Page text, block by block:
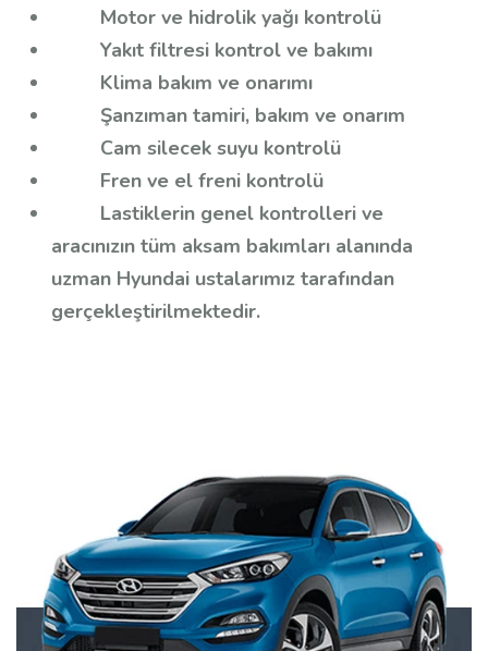
Motor ve hidrolik yağı kontrolü
Yakıt filtresi kontrol ve bakımı
Klima bakım ve onarımı
Şanzıman tamiri, bakım ve onarım
Cam silecek suyu kontrolü
Fren ve el freni kontrolü
Lastiklerin genel kontrolleri ve
aracınızın tüm aksam bakımları alanında
uzman Hyundai ustalarımız tarafından
gerçekleştirilmektedir.